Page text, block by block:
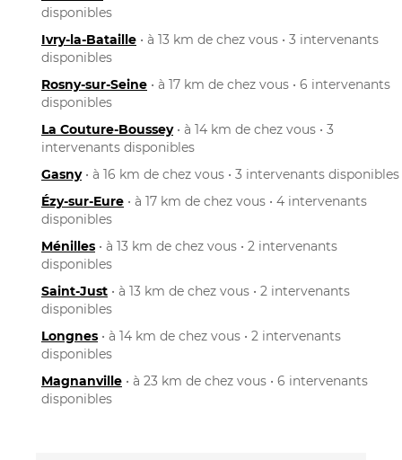
disponibles
Ivry-la-Bataille • à 13 km de chez vous • 3 intervenants
disponibles
Rosny-sur-Seine • à 17 km de chez vous • 6 intervenants
disponibles
La Couture-Boussey• à 14 km de chez vous • 3
intervenants disponibles
Gasny• à 16 km de chez vous • 3 intervenants disponibles
Ézy-sur-Eure • à 17 km de chez vous • 4 intervenants
disponibles
Ménilles • à 13 km de chez vous • 2 intervenants
disponibles
Saint-Just • à 13 km de chez vous • 2 intervenants
disponibles
Longnes • à 14 km de chez vous • 2 intervenants
disponibles
Magnanville • à 23 km de chez vous • 6 intervenants
disponibles